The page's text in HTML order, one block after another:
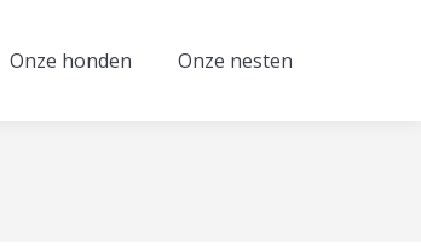
Onze honden Onze nesten